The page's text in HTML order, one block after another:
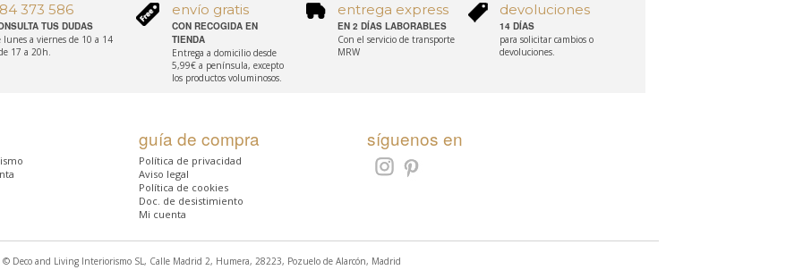
373 586
TUS DUDAS
lunes a viernes de 10 a 14
17 a 20h.
envío gratis
CON RECOGIDA EN
TIENDA
Entrega a domicilio desde
5,99€ a península, excepto
los productos voluminosos.
entrega express
EN 2 DÍAS LABORABLES
Con el servicio de transporte
MRW
devoluciones
14 DÍAS
para solicitar cambios o
devoluciones.
guía de compra
Política de privacidad
Aviso legal
Política de cookies
Doc. de desistimiento
Mi cuenta
síguenos en
© Deco and Living Interiorismo SL, Calle Madrid 2, Humera, 28223, Pozuelo de Alarcón, Madrid